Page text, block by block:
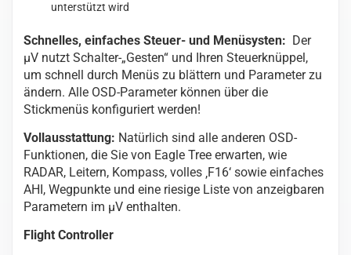
unterstützt wird
Schnelles, einfaches Steuer- und Menüsysten: Der
µV nutzt Schalter-„Gesten“ und Ihren Steuerknüppel,
um schnell durch Menüs zu blättern und Parameter zu
ändern. Alle OSD-Parameter können über die
Stickmenüs konfiguriert werden!
Vollausstattung: Natürlich sind alle anderen OSD-
Funktionen, die Sie von Eagle Tree erwarten, wie
RADAR, Leitern, Kompass, volles ‚F16‘ sowie einfaches
AHI, Wegpunkte und eine riesige Liste von anzeigbaren
Parametern im µV enthalten.
Flight Controller